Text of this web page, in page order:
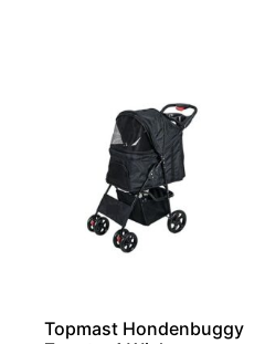
Topmast Hondenbuggy